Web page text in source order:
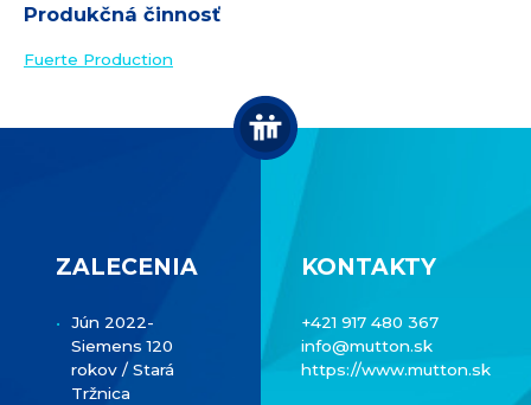
Produkčná činnosť
Fuerte Production
KONTAKTY
+421 917 480 367
info@mutton.sk
https://www.mutton.sk
ZALECENIA
Jún 2022-
Siemens 120
rokov / Stará
Tržnica